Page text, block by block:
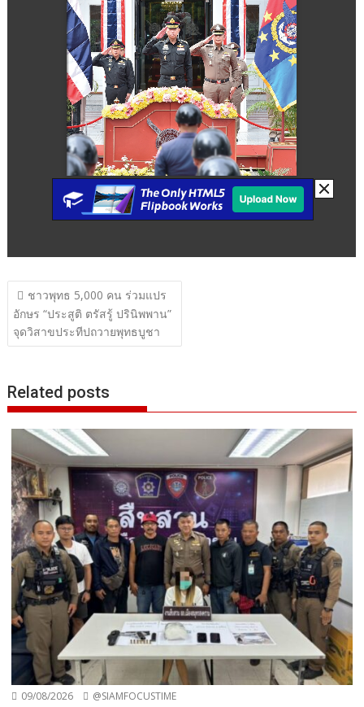
แนะแนว
เรื่อง
ชาวพุทธ 5,000 คน ร่วมแปร
อักษร “ประสูติ ตรัสรู้ ปรินิพพาน”
จุดวิสาขประทีปถวายพุทธบูชา
Related posts
09/08/2026 @SIAMFOCUSTIME